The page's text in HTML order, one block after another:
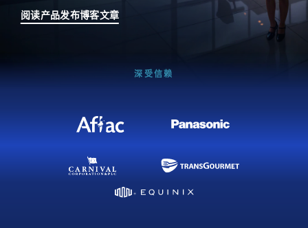
阅读产品发布博客文章
深受信赖